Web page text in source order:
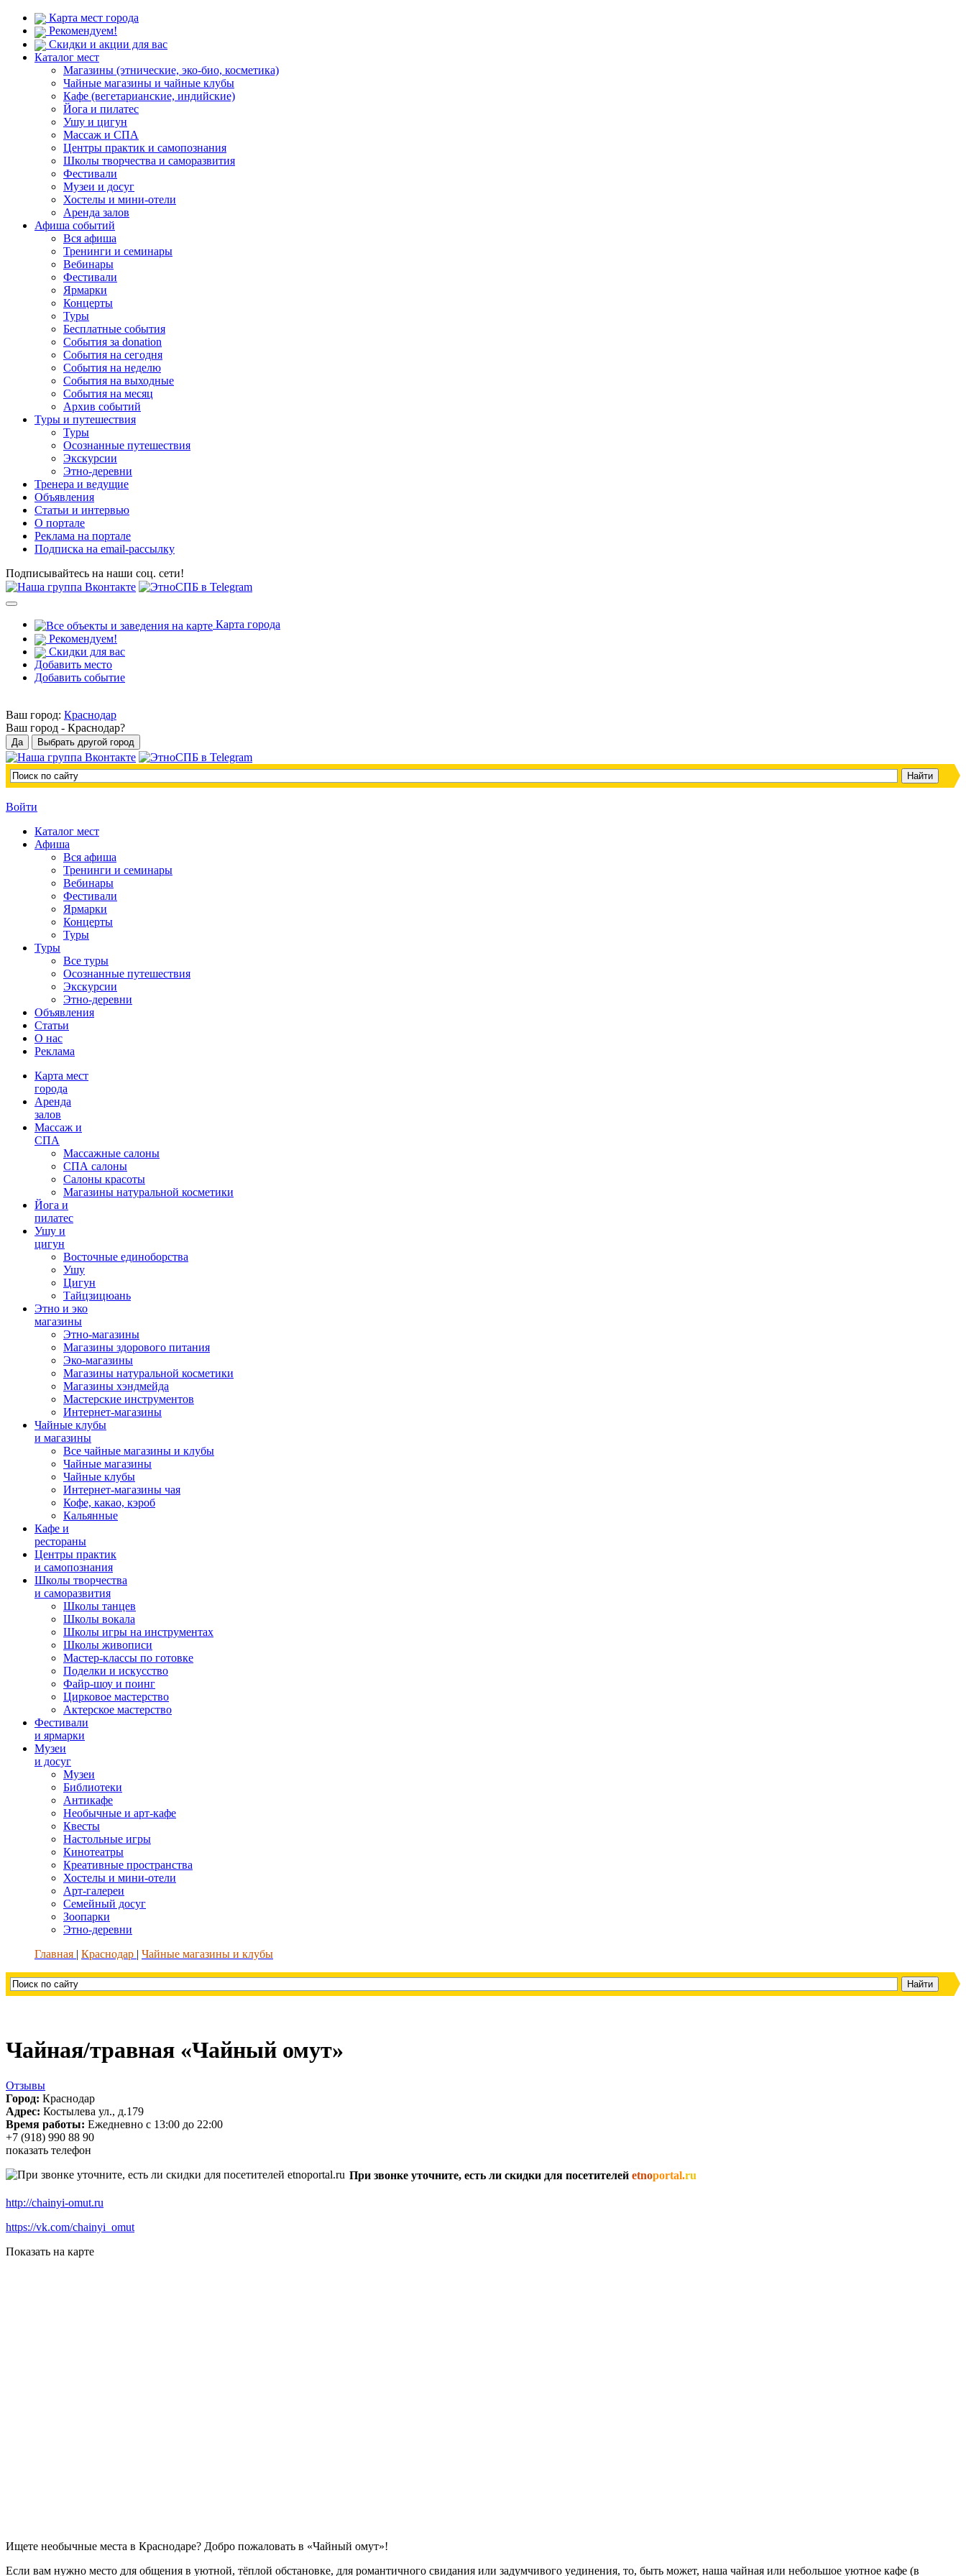
Карта мест города
Рекомендуем!
Скидки и акции для вас
Каталог мест
Магазины (этнические, эко-био, косметика)
Чайные магазины и чайные клубы
Кафе (вегетарианские, индийские)
Йога и пилатес
Ушу и цигун
Массаж и СПА
Центры практик и самопознания
Школы творчества и саморазвития
Фестивали
Музеи и досуг
Хостелы и мини-отели
Аренда залов
Афиша событий
Вся афиша
Тренинги и семинары
Вебинары
Фестивали
Ярмарки
Концерты
Туры
Бесплатные события
События за donation
События на сегодня
События на неделю
События на выходные
События на месяц
Архив событий
Туры и путешествия
Туры
Осознанные путешествия
Экскурсии
Этно-деревни
Тренера и ведущие
Объявления
Статьи и интервью
О портале
Реклама на портале
Подписка на email-рассылку
Подписывайтесь на наши соц. сети!
Карта города
Рекомендуем!
Скидки для вас
Добавить место
Добавить событие
Ваш город: Краснодар
Ваш город - Краснодар?
Войти
Каталог мест
Афиша
Вся афиша
Тренинги и семинары
Вебинары
Фестивали
Ярмарки
Концерты
Туры
Туры
Все туры
Осознанные путешествия
Экскурсии
Этно-деревни
Объявления
Статьи
О нас
Реклама
Карта мест
города
Аренда
залов
Массаж и
СПА
Массажные салоны
СПА салоны
Салоны красоты
Магазины натуральной косметики
Йога и
пилатес
Ушу и
цигун
Восточные единоборства
Ушу
Цигун
Тайцзицюань
Этно и эко
магазины
Этно-магазины
Магазины здорового питания
Эко-магазины
Магазины натуральной косметики
Магазины хэндмейда
Мастерские инструментов
Интернет-магазины
Чайные клубы
и магазины
Все чайные магазины и клубы
Чайные магазины
Чайные клубы
Интернет-магазины чая
Кофе, какао, кэроб
Кальянные
Кафе и
рестораны
Центры практик
и самопознания
Школы творчества
и саморазвития
Школы танцев
Школы вокала
Школы игры на инструментах
Школы живописи
Мастер-классы по готовке
Поделки и искусство
Файр-шоу и поинг
Цирковое мастерство
Актерское мастерство
Фестивали
и ярмарки
Музеи
и досуг
Музеи
Библиотеки
Антикафе
Необычные и арт-кафе
Квесты
Настольные игры
Кинотеатры
Креативные пространства
Хостелы и мини-отели
Арт-галереи
Семейный досуг
Зоопарки
Этно-деревни
Главная
Краснодар Чайные магазины и клубы
Чайная/травная «Чайный омут»
Отзывы
Город: Краснодар
Адрес: Костылева ул., д.179
Время работы: Ежедневно с 13:00 до 22:00
+7 (918) 990 88 90
показать телефон
При звонке уточните, есть ли скидки для посетителей etnoportal.ru
http://chainyi-omut.ru
https://vk.com/chainyi_omut
Показать на карте
Ищете необычные места в Краснодаре? Добро пожаловать в «Чайный омут»!
Если вам нужно место для общения в уютной, тёплой обстановке, для романтичного свидания или задумчивого уединения, то, быть может, наша чайная или небольшое уютное кафе (в